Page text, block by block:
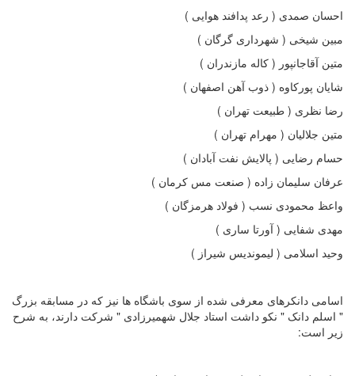
احسان صمدی ( رعد پدافند هوایی )
مبین شیخی ( شهرداری گرگان )
متین آقاجانپور ( کاله مازندران )
شایان پورکاوه ( ذوب آهن اصفهان )
رضا نظری ( طبیعت تهران )
متین جلالیان ( مهرام تهران )
حسام رضایی ( پالایش نفت آبادان )
عرفان سلیمان زاده ( صنعت مس کرمان )
واعظ محمودی نسب ( فولاد هرمزگان )
مهدی شفایی ( آورتا ساری )
وحید اسلامی ( لیموندیس شیراز )
اسامی دانکرهای معرفی شده از سوی باشگاه ها نیز که در مسابقه بزرگ
" اسلم دانک " نکو داشت استاد جلال شهمیرزادی " شرکت دارند، به شرح
زیر است: